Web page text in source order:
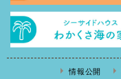
情報公開